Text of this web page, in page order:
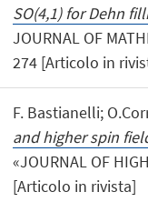
SO(4,1) for Dehn
JOURNAL OF
274 [Articolo in
F. Bastianelli;
and higher spin
«JOURNAL OF
[Articolo in rivista]